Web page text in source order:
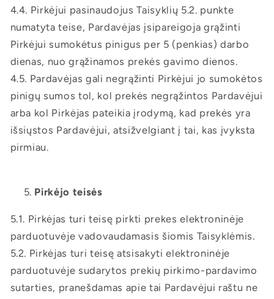
4.4. Pirkėjui pasinaudojus Taisyklių 5.2. punkte
numatyta teise, Pardavėjas įsipareigoja grąžinti
Pirkėjui sumokėtus pinigus per 5 (penkias) darbo
dienas, nuo grąžinamos prekės gavimo dienos.
4.5. Pardavėjas gali negrąžinti Pirkėjui jo sumokėtos
pinigų sumos tol, kol prekės negrąžintos Pardavėjui
arba kol Pirkėjas pateikia įrodymą, kad prekės yra
išsiųstos Pardavėjui, atsižvelgiant į tai, kas įvyksta
pirmiau.
Pirkėjo teisės
5.1. Pirkėjas turi teisę pirkti prekes elektroninėje
parduotuvėje vadovaudamasis šiomis Taisyklėmis.
5.2. Pirkėjas turi teisę atsisakyti elektroninėje
parduotuvėje sudarytos prekių pirkimo-pardavimo
sutarties, pranešdamas apie tai Pardavėjui raštu ne